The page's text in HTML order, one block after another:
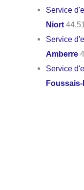
Service
Niort
Service
Amberre
Service